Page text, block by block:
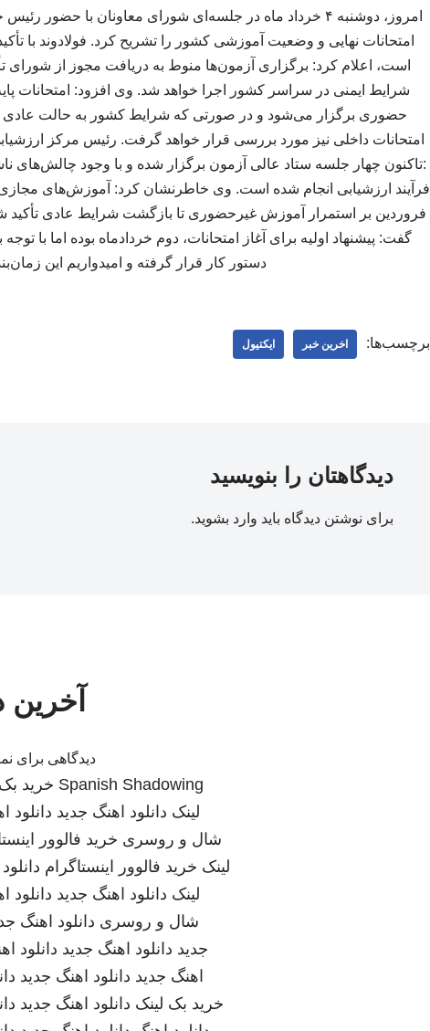
امروز، دوشنبه ۴ خرداد ماه در جلسه‌ای شورای معاونان با
امتحانات نهایی و وضعیت آموزشی کشور را تشریح کرد. فولادوند با
است، اعلام کرد: برگزاری آزمون‌ها منوط به دریافت مجوز از شورای
حضوری برگزار می‌شود و در صورتی که شرایط کشور به حالت عادی
امتحانات داخلی نیز مورد بررسی قرار خواهد گرفت. رئیس مرکز
:تاکنون چهار جلسه ستاد عالی آزمون برگزار شده و با وجود چالش‌های
فروردین بر استمرار آموزش غیرحضوری تا بازگشت شرایط عادی
دستور کار قرار گرفته و امیدواریم این
برچسب‌ها: اخرین خبر ایکتیول
دیدگاهتان را بنویسید
برای نوشتن دیدگاه باید وارد بشوید.
آخرین
دیدگاهی برای
Spanish Shadowing خرید
لینک دانلود اهنگ جدید دانلود
شال و روسری خرید فالوور
لینک خرید فالوور اینستاگرام
لینک دانلود اهنگ جدید دانلود
شال و روسری دانلود اهنگ
جدید دانلود اهنگ جدید دانلود
اهنگ جدید دانلود اهنگ جدید
خرید بک لینک دانلود اهنگ جدید